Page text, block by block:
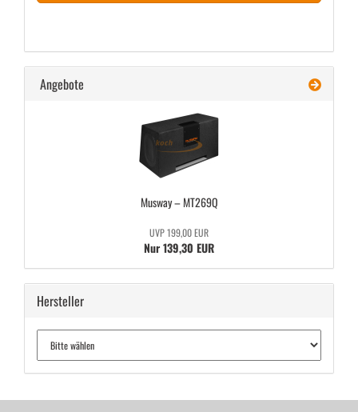
Angebote
Mus­way – MT269Q
UVP 199,00 EUR
Nur 139,30 EUR
Hersteller